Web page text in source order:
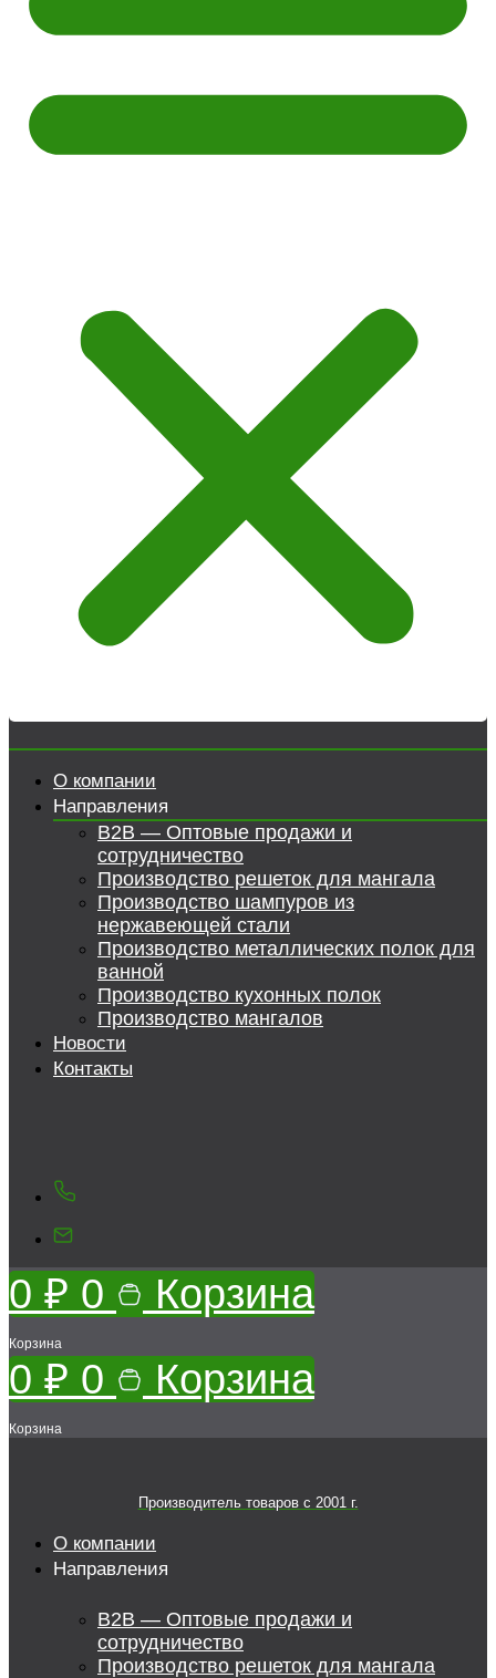
О компании
Направления
B2B — Оптовые продажи и
сотрудничество
Производство решеток для мангала
Производство шампуров из
нержавеющей стали
Производство металлических полок для
ванной
Производство кухонных полок
Производство мангалов
Новости
Контакты
0 ₽ 0 Корзина
Корзина
0 ₽ 0 Корзина
Корзина
Производитель товаров c 2001 г.
О компании
Направления
B2B — Оптовые продажи и
сотрудничество
Производство решеток для мангала